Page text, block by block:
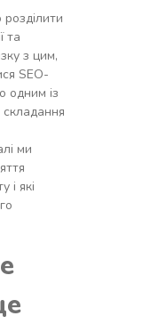
та
з цим,
SEO-
одним із
ми
і які